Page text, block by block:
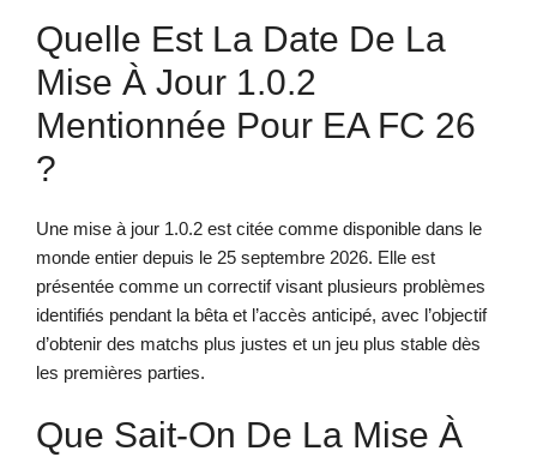
Quelle Est La Date De La
Mise À Jour 1.0.2
Mentionnée Pour EA FC 26
?
Une mise à jour 1.0.2 est citée comme disponible dans le
monde entier depuis le 25 septembre 2026. Elle est
présentée comme un correctif visant plusieurs problèmes
identifiés pendant la bêta et l’accès anticipé, avec l’objectif
d’obtenir des matchs plus justes et un jeu plus stable dès
les premières parties.
Que Sait-On De La Mise À